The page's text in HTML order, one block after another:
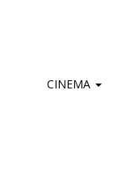
CINEMA